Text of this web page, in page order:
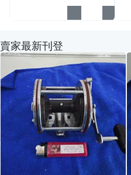
賣家最新刊登